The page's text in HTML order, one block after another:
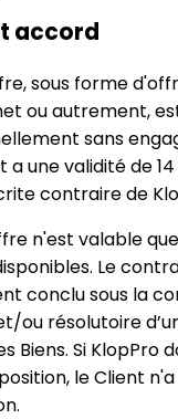
accord
sous forme
ou autrement,
sans
une validité de 14
contraire de
n'est valable
Le
conclu sous la
ou résolutoire
Biens. Si KlopPro
le Client